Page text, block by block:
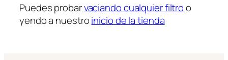
Puedes probarvaciando cualquier filtroo
yendo a nuestroinicio de la tienda